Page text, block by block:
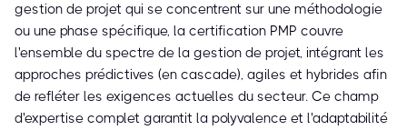
gestion de projet qui se concentrent sur une méthodologie
ou une phase spécifique, la certification PMP couvre
l'ensemble du spectre de la gestion de projet, intégrant les
approches prédictives (en cascade), agiles et hybrides afin
de refléter les exigences actuelles du secteur. Ce champ
d'expertise complet garantit la polyvalence et l'adaptabilité